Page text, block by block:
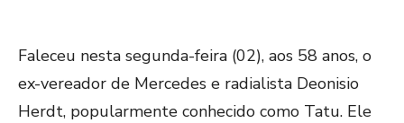
Faleceu nesta segunda-feira (02), aos 58 anos, o
ex-vereador de Mercedes e radialista Deonisio
Herdt, popularmente conhecido como Tatu. Ele